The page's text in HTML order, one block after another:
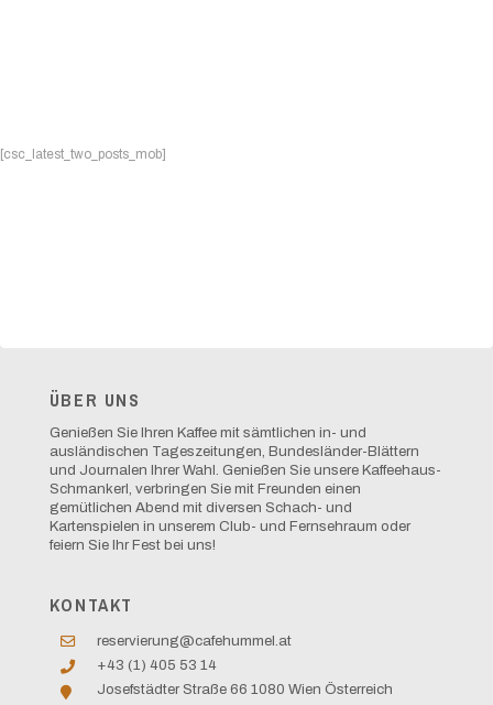
[csc_latest_two_posts_mob]
ÜBER UNS
Genießen Sie Ihren Kaffee mit sämtlichen in- und
ausländischen Tageszeitungen, Bundesländer-Blättern
und Journalen Ihrer Wahl. Genießen Sie unsere Kaffeehaus-
Schmankerl, verbringen Sie mit Freunden einen
gemütlichen Abend mit diversen Schach- und
Kartenspielen in unserem Club- und Fernsehraum oder
feiern Sie Ihr Fest bei uns!
KONTAKT
reservierung@cafehummel.at
+43 (1) 405 53 14
Josefstädter Straße 66 1080 Wien Österreich